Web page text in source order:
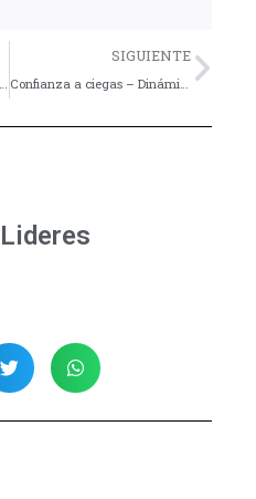
6 consejos para aprovechar al máximo tú tiempo en el automóvil
SIGUIENTE
Confianza a ciegas – Dinámica